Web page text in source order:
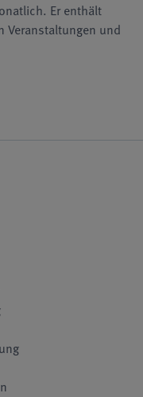
Er enthält
Veranstaltungen und